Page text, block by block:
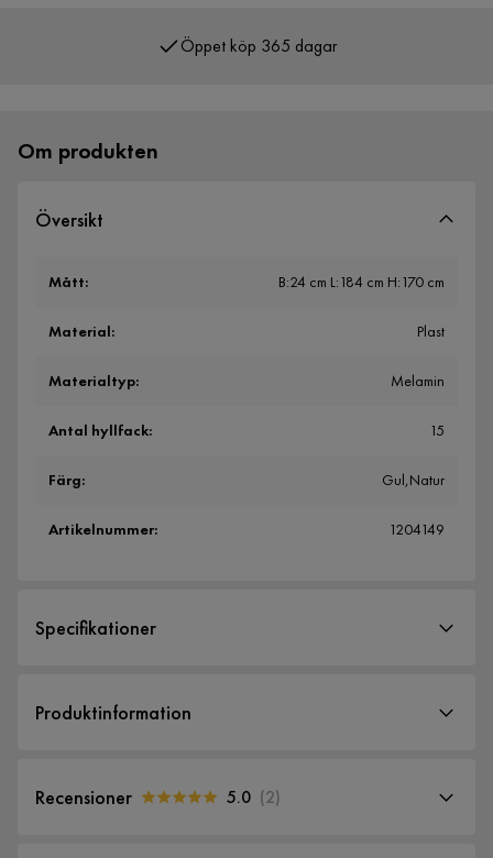
Över 400 000 nöjda kunder
Om produkten
Översikt
Mått: B:24 cm L:184 cm H:170 cm
Material: Plast
Materialtyp: Melamin
Antal hyllfack: 15
Färg: Gul,Natur
Artikelnummer: 1204149
Specifikationer
Storlek
Produktinformation
Recensioner 5.0 (2)